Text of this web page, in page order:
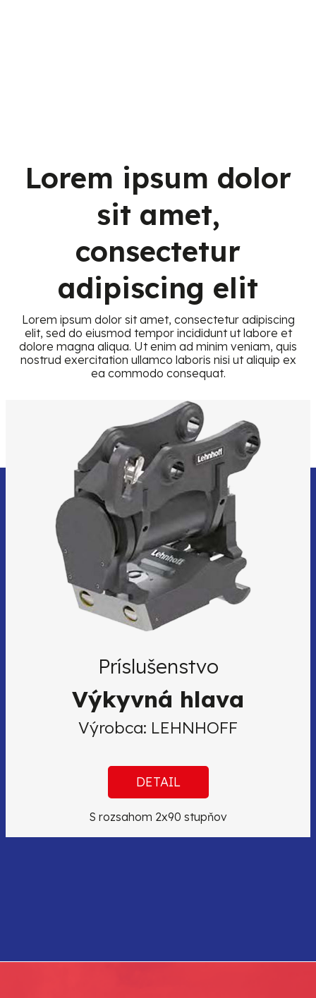
Lorem ipsum dolor
sit amet,
consectetur
adipiscing elit
Lorem ipsum dolor sit amet, consectetur adipiscing
elit, sed do eiusmod tempor incididunt ut labore et
dolore magna aliqua. Ut enim ad minim veniam, quis
nostrud exercitation ullamco laboris nisi ut aliquip ex
ea commodo consequat.
Príslušenstvo
Výkyvná hlava
Výrobca: LEHNHOFF
DETAIL
S rozsahom 2x90 stupňov